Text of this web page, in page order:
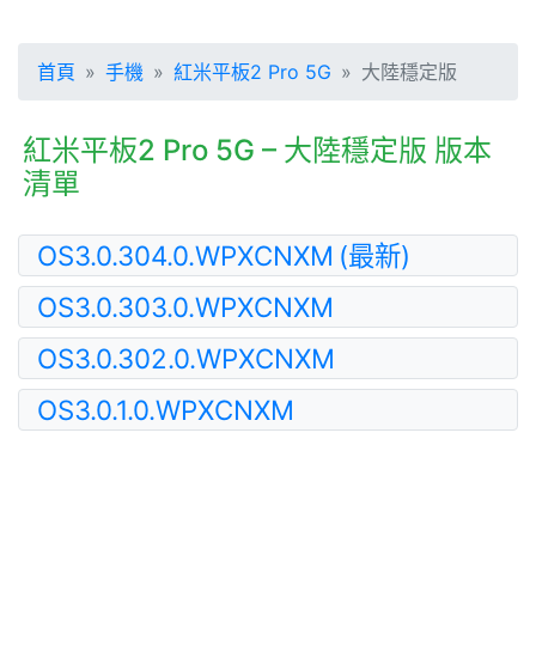
首頁 手機 紅米平板2 Pro 5G 大陸穩定版
紅米平板2 Pro 5G – 大陸穩定版 版本
清單
OS3.0.304.0.WPXCNXM (最新)
OS3.0.303.0.WPXCNXM
OS3.0.302.0.WPXCNXM
OS3.0.1.0.WPXCNXM